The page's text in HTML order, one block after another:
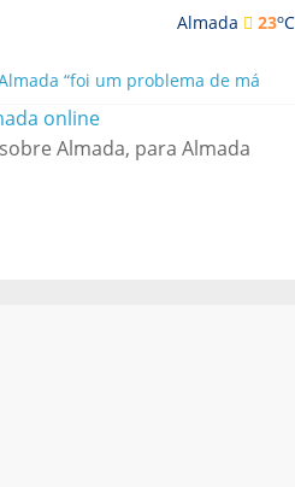
Almada 23oC
“foi um problema de má
invade a Casa Amarela
com programa cultural entre
até final de Agosto
Almada, para Almada